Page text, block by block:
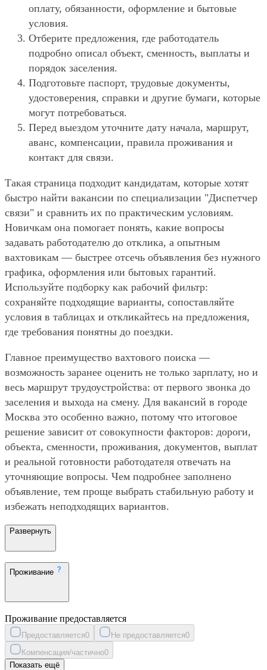
оплату, обязанности, оформление и бытовые
условия.
Отберите предложения, где работодатель
подробно описал объект, сменность, выплаты и
порядок заселения.
Подготовьте паспорт, трудовые документы,
удостоверения, справки и другие бумаги, которые
могут потребоваться.
Перед выездом уточните дату начала, маршрут,
аванс, компенсации, правила проживания и
контакт для связи.
Такая страница подходит кандидатам, которые хотят
быстро найти вакансии по специализации "Диспетчер
связи" и сравнить их по практическим условиям.
Новичкам она помогает понять, какие вопросы
задавать работодателю до отклика, а опытным
вахтовикам — быстрее отсечь объявления без нужного
графика, оформления или бытовых гарантий.
Используйте подборку как рабочий фильтр:
сохраняйте подходящие варианты, сопоставляйте
условия в таблицах и откликайтесь на предложения,
где требования понятны до поездки.
Главное преимущество вахтового поиска —
возможность заранее оценить не только зарплату, но и
весь маршрут трудоустройства: от первого звонка до
заселения и выхода на смену. Для вакансий в городе
Москва это особенно важно, потому что итоговое
решение зависит от совокупности факторов: дороги,
объекта, сменности, проживания, документов, выплат
и реальной готовности работодателя отвечать на
уточняющие вопросы. Чем подробнее заполнено
объявление, тем проще выбрать стабильную работу и
избежать неподходящих вариантов.
Развернуть
Проживание
Проживание предоставляется
Предоставляется0 Не предоставляется0
Компенсация/частично0
Показать ещё